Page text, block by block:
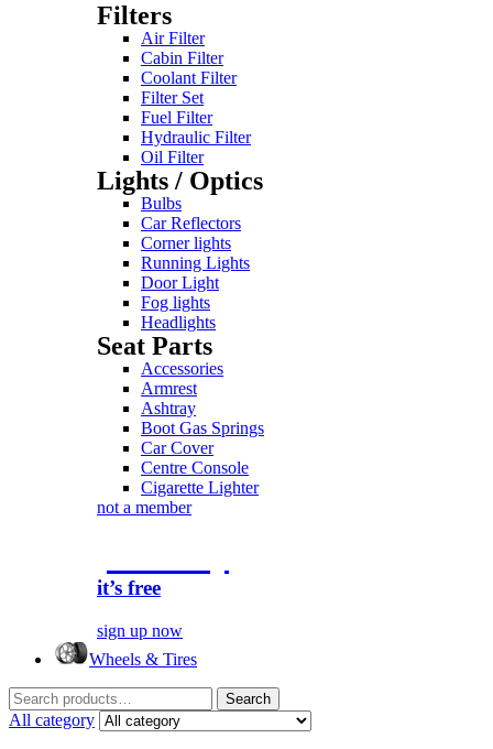
Filters
Air Filter
Cabin Filter
Coolant Filter
Filter Set
Fuel Filter
Hydraulic Filter
Oil Filter
Lights / Optics
Bulbs
Car Reflectors
Corner lights
Running Lights
Door Light
Fog lights
Headlights
Seat Parts
Accessories
Armrest
Ashtray
Boot Gas Springs
Car Cover
Centre Console
Cigarette Lighter
not a member
it’s free
sign up now
Wheels & Tires
Search
for:
Search
All category